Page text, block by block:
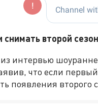
снимать второй
интервью
что если
появления второго